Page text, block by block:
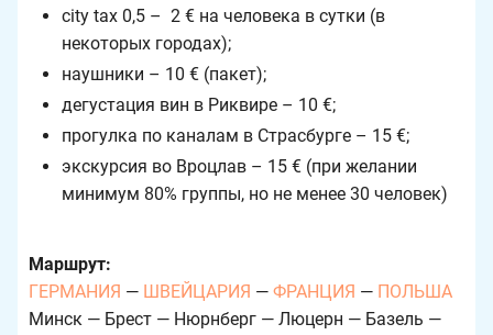
city tax 0,5 – 2 € на человека в сутки (в
некоторых городах);
наушники – 10 € (пакет);
дегустация вин в Риквире – 10 €;
прогулка по каналам в Страсбурге – 15 €;
экскурсия во Вроцлав – 15 € (при желании
минимум 80% группы, но не менее 30 человек)
Маршрут:
ГЕРМАНИЯ — ШВЕЙЦАРИЯ — ФРАНЦИЯ — ПОЛЬША
Минск — Брест — Нюрнберг — Люцерн — Базель —